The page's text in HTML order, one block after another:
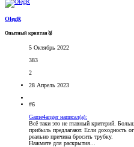
OlegR
Опытный криптан🥈
5 Октябрь 2022
383
2
28 Апрель 2023
#6
Game4anger написал(а):
Всё таки это не главный критерий.
прибыль предлагают. Если доходность
реально причина бросить трубку.
Нажмите для раскрытия...